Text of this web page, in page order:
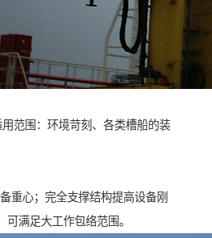
范围：环境苛刻、各类槽船的装
重心；完全支撑结构提高设备刚
可满足大工作包络范围。